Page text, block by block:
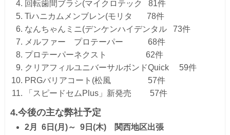
回転歯間ブラシ(マイクロテック 81件
Tiハニカムメンブレン(モリタ 78件
なんちゃんミニ(デンケンハイデンタル 73件
メルファー プロテーパー 68件
プロテーパーネクスト 62件
クリアフィルユニバーサルボンドQuick 59件
PRGバリアコート(松風 57件
「スピードセムPlus」新発売 57件
4.今後の主な弊社予定
2月 6日(月)～ 9日(木) 関西地区出張